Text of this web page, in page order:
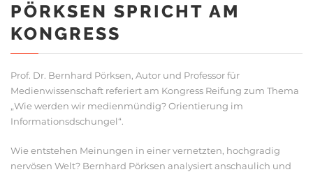
PÖRKSEN SPRICHT AM
KONGRESS
Prof. Dr. Bernhard Pörksen, Autor und Professor für
Medienwissenschaft referiert am Kongress Reifung zum Thema
„Wie werden wir medienmündig? Orientierung im
Informationsdschungel“.
Wie entstehen Meinungen in einer vernetzten, hochgradig
nervösen Welt? Bernhard Pörksen analysiert anschaulich und